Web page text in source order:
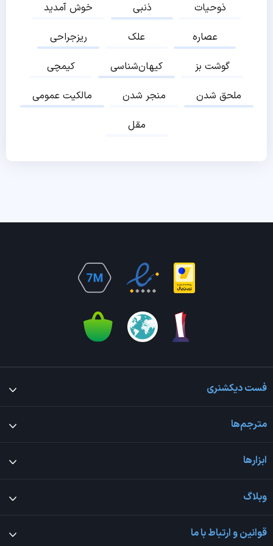
خوش آمدید
ذنبی
ذوحیات
ریزجراحی
علک
عصاره
کیمچی
کیهان‌شناسی
گوشت بز
مالکیت عمومی
منجر شدن
ملحق شدن
مقل
فست دیکشنری
مترجم‌ها
ابزارها
وبلاگ
قوانین و ارتباط با ما